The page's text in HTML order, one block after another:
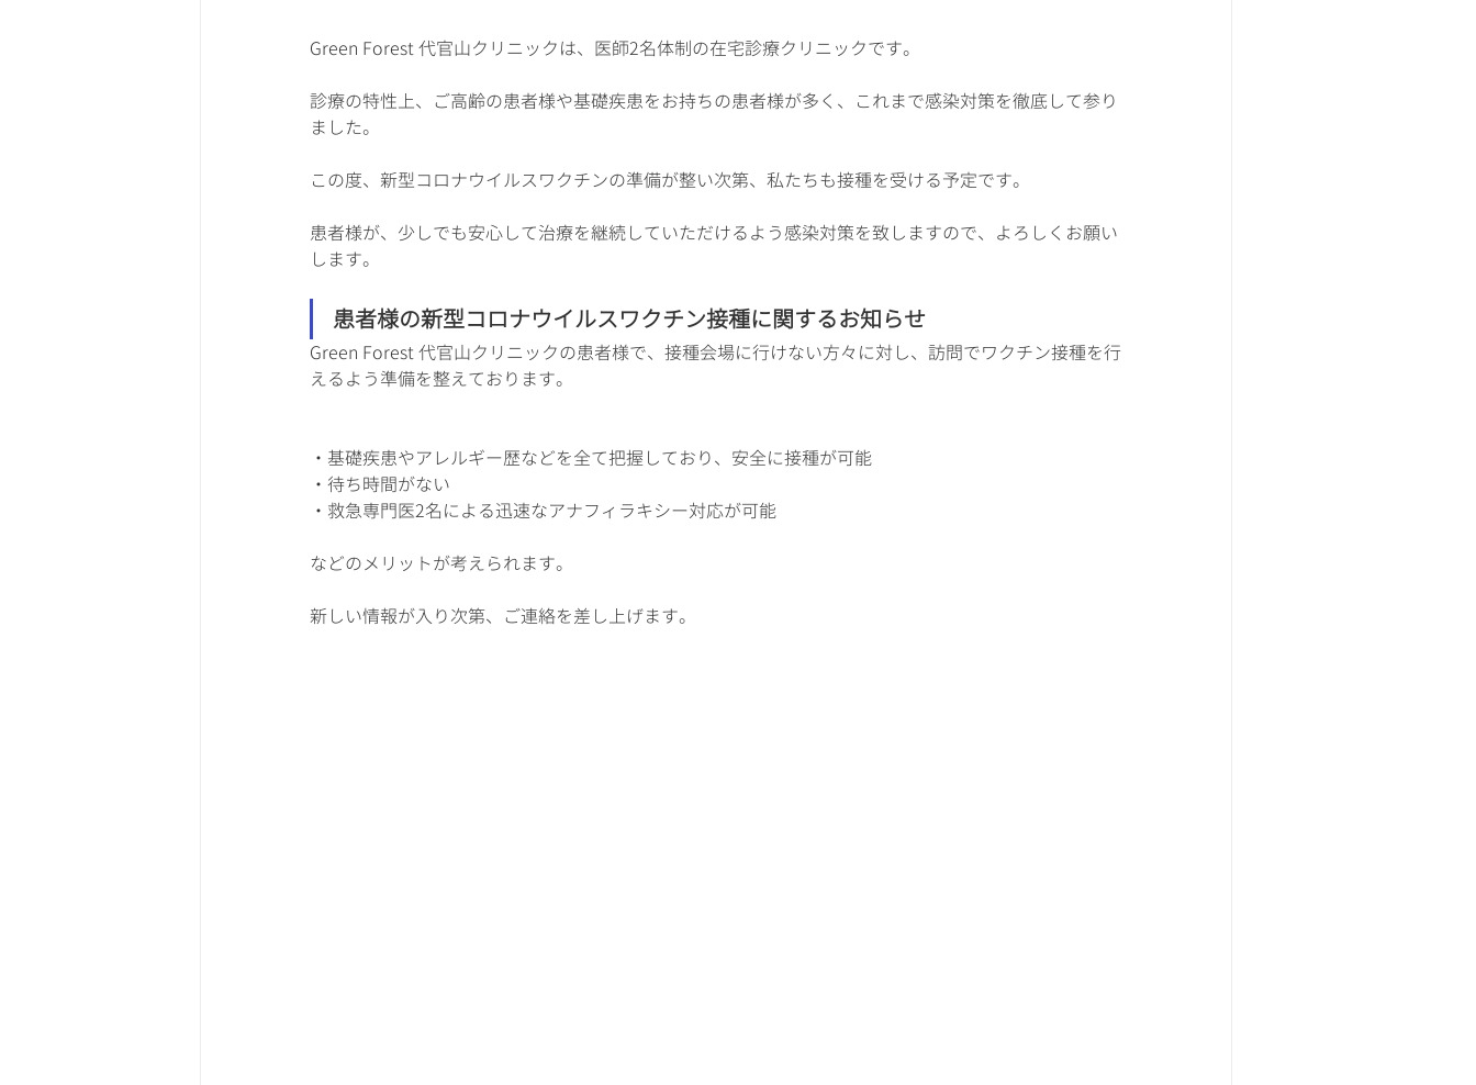
Green Forest 代官山クリニックは、医師2名体制の在宅診療クリニックです。
診療の特性上、ご高齢の患者様や基礎疾患をお持ちの患者様が多く、これまで感染対策を徹底して参り
ました。
この度、新型コロナウイルスワクチンの準備が整い次第、私たちも接種を受ける予定です。
患者様が、少しでも安心して治療を継続していただけるよう感染対策を致しますので、よろしくお願い
します。
患者様の新型コロナウイルスワクチン接種に関するお知らせ
Green Forest 代官山クリニックの患者様で、接種会場に行けない方々に対し、訪問でワクチン接種を行
えるよう準備を整えております。
・基礎疾患やアレルギー歴などを全て把握しており、安全に接種が可能
・待ち時間がない
・救急専門医2名による迅速なアナフィラキシー対応が可能
などのメリットが考えられます。
新しい情報が入り次第、ご連絡を差し上げます。